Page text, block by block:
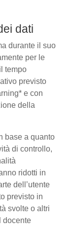
dati
durante il suo
per le
tempo
previsto
e con
della
base a quanto
di controllo,
ridotti in
dell’utente
previsto in
svolte o altri
docente